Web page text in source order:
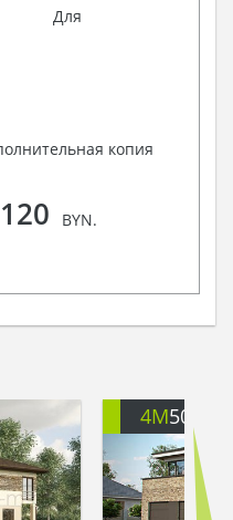
Для
копия
120 BYN.
4M505